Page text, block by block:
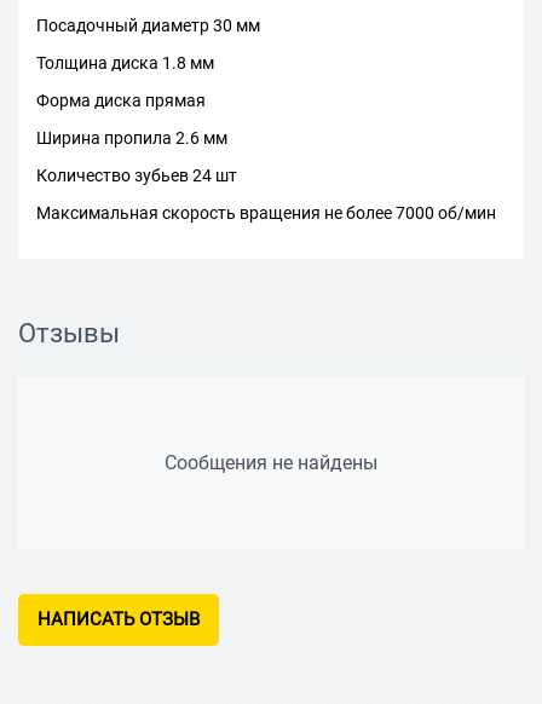
Посадочный диаметр 30 мм
Толщина диска 1.8 мм
Форма диска прямая
Ширина пропила 2.6 мм
Количество зубьев 24 шт
Максимальная скорость вращения не более 7000 об/мин
Отзывы
Сообщения не найдены
НАПИСАТЬ ОТЗЫВ